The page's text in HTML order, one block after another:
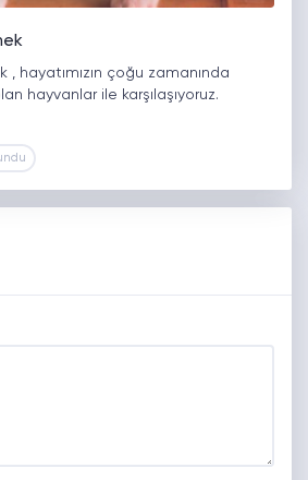
, hayatımızın çoğu zamanında
hayvanlar ile karşılaşıyoruz.